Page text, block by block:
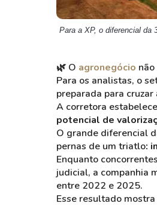
Para a XP, o diferencial da
🌿 O agronegócio
Para os analistas, o
preparada para
A corretora
potencial de
O grande diferencial
pernas de um triatlo:
Enquanto
judicial, a companhia
entre 2022 e 2025.
Esse resultado